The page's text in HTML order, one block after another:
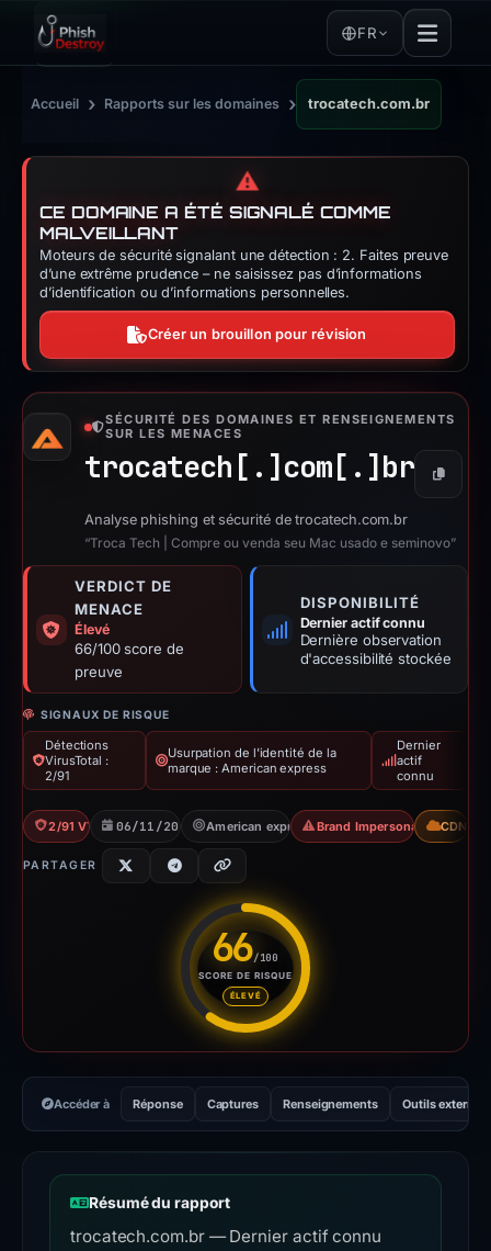
FR
Accueil › Rapports sur les domaines › trocatech.com.br
⚠️
CE DOMAINE A ÉTÉ SIGNALÉ COMME
MALVEILLANT
Moteurs de sécurité signalant une détection : 2. Faites preuve
d’une extrême prudence – ne saisissez pas d’informations
d’identification ou d’informations personnelles.
Créer un brouillon pour révision
SÉCURITÉ DES DOMAINES ET RENSEIGNEMENTS
SUR LES MENACES
trocatech[.] com[.] br Copier
Analyse phishing et sécurité de trocatech.com.br
“Troca Tech | Compre ou venda seu Mac usado e seminovo”
VERDICT DE
MENACE
Élevé
66/100 score de
preuve
DISPONIBILITÉ
Dernier actif connu
Dernière observation
d'accessibilité stockée
SIGNAUX DE RISQUE
Détections
VirusTotal :
2/91
Usurpation de l'identité de la
marque : American express
Dernier
actif
connu
2/91 VT 06/11/2025 American express Brand ImpersonationCDN
PARTAGER
66/100
SCORE DE RISQUE
ÉLEVÉ
Score de risque : 66 sur 100.
Accéder à Réponse Captures Renseignements Outils externes
Résumé du rapport
trocatech.com.br — Dernier actif connu